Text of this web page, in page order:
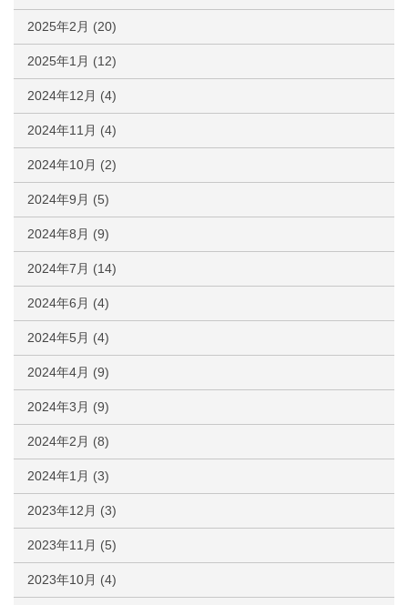
2025年2月 (20)
2025年1月 (12)
2024年12月 (4)
2024年11月 (4)
2024年10月 (2)
2024年9月 (5)
2024年8月 (9)
2024年7月 (14)
2024年6月 (4)
2024年5月 (4)
2024年4月 (9)
2024年3月 (9)
2024年2月 (8)
2024年1月 (3)
2023年12月 (3)
2023年11月 (5)
2023年10月 (4)